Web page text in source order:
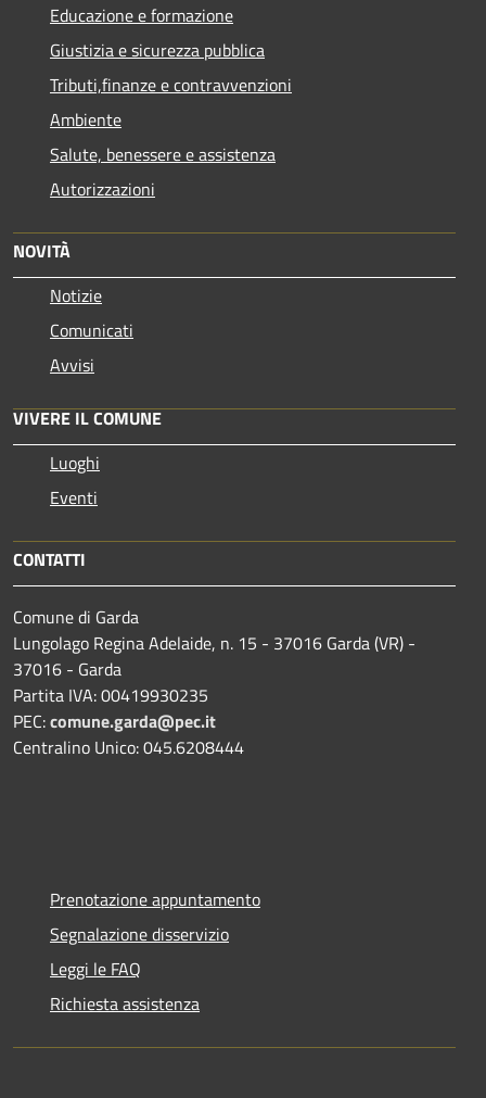
Educazione e formazione
Giustizia e sicurezza pubblica
Tributi,finanze e contravvenzioni
Ambiente
Salute, benessere e assistenza
Autorizzazioni
NOVITÀ
Notizie
Comunicati
Avvisi
VIVERE IL COMUNE
Luoghi
Eventi
CONTATTI
Comune di Garda
Lungolago Regina Adelaide, n. 15 - 37016 Garda (VR) -
37016 - Garda
Partita IVA: 00419930235
PEC:comune.garda@pec.it
Centralino Unico: 045.6208444
Prenotazione appuntamento
Segnalazione disservizio
Leggi le FAQ
Richiesta assistenza